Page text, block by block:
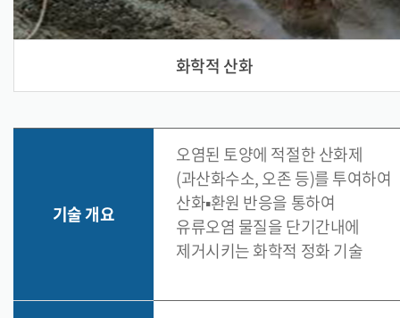
화학적 산화
기술 개요
오염된 토양에 적절한 산화제
(과산화수소, 오존 등)를 투여하여
산화▪환원 반응을 통하여
유류오염 물질을 단기간내에
제거시키는 화학적 정화 기술